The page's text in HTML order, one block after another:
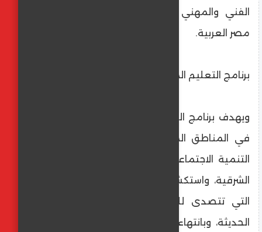
الفني والمهني صديقا للبيئة في جمهورية
مصر العربية.
برنامج التعليم المتعدد
ويهدف برنامج التعليم المتعدد لتعزيز العمالة
في المناطق المتضررة من الهجرة إلى تعزيز
التنمية الاجتماعية والاقتصادية في محافظة
الشرقية، واستكشاف البرامج التدريبية المبتكرة
التي تتصدى للبطالة وتعزز المهارات الفنية
الحديثة، وبانتهاء هذه المرحلة أكمل المدربون